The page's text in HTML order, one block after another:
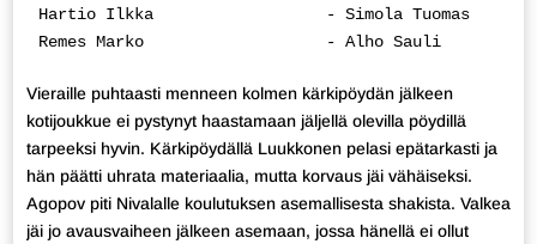
Hartio Ilkka                  - Simola Tuomas
Remes Marko                   - Alho Sauli
Vieraille puhtaasti menneen kolmen kärkipöydän jälkeen
kotijoukkue ei pystynyt haastamaan jäljellä olevilla pöydillä
tarpeeksi hyvin. Kärkipöydällä Luukkonen pelasi epätarkasti ja
hän päätti uhrata materiaalia, mutta korvaus jäi vähäiseksi.
Agopov piti Nivalalle koulutuksen asemallisesta shakista. Valkea
jäi jo avausvaiheen jälkeen asemaan, jossa hänellä ei ollut